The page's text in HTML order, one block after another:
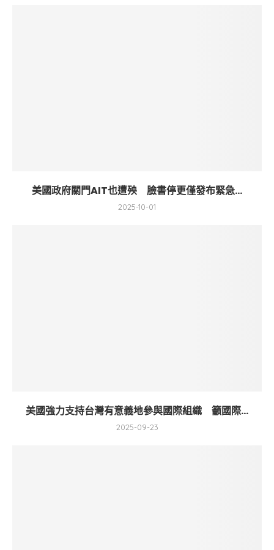
美國政府關門AIT也遭殃 臉書停更僅發布緊急...
2025-10-01
美國強力支持台灣有意義地參與國際組織 籲國際...
2025-09-23